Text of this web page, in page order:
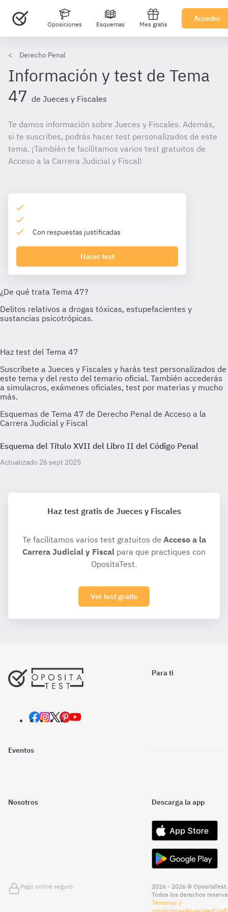
Oposiciones Esquemas Mes gratis
Acceder
Derecho Penal
Información y test de Tema
47 de Jueces y Fiscales
Te damos información sobre Jueces y Fiscales. Además,
si te suscribes, podrás hacer test personalizados de este
tema. ¡También te facilitamos varios test gratuitos de
Acceso a la Carrera Judicial y Fiscal!
Con respuestas justificadas
Hacer test
Esquemas de Tema 47 de Derecho Penal de Acceso a la
Carrera Judicial y Fiscal
Esquema del Título XVII del Libro II del Código Penal
Actualizado 26 sept 2025
Haz test gratis de Jueces y Fiscales
Te facilitamos varios test gratuitos de Acceso a la
Carrera Judicial y Fiscal para que practiques con
OpositaTest.
Ver test gratis
Para ti
Eventos
Nosotros Descarga la app
Pago online seguro
2016 - 2026 © OpositaTest.
Todos los derechos
Términos y